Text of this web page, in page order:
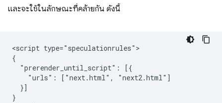
และจะใช้ในลักษณะที่คล้ายกัน ดังนี้
<script type="speculationrules">
{
  "prerender_until_script": [{
    "urls": ["next.html", "next2.html"]
  }]
}